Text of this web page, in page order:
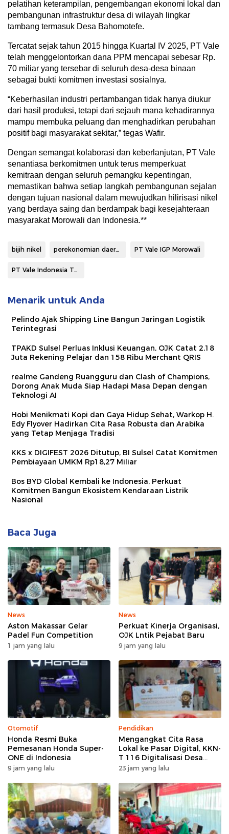
pelatihan keterampilan, pengembangan ekonomi lokal dan
pembangunan infrastruktur desa di wilayah lingkar
tambang termasuk Desa Bahomotefe.
Tercatat sejak tahun 2015 hingga Kuartal IV 2025, PT Vale
telah menggelontorkan dana PPM mencapai sebesar Rp.
70 miliar yang tersebar di seluruh desa-desa binaan
sebagai bukti komitmen investasi sosialnya.
“Keberhasilan industri pertambangan tidak hanya diukur
dari hasil produksi, tetapi dari sejauh mana kehadirannya
mampu membuka peluang dan menghadirkan perubahan
positif bagi masyarakat sekitar,” tegas Wafir.
Dengan semangat kolaborasi dan keberlanjutan, PT Vale
senantiasa berkomitmen untuk terus memperkuat
kemitraan dengan seluruh pemangku kepentingan,
memastikan bahwa setiap langkah pembangunan sejalan
dengan tujuan nasional dalam mewujudkan hilirisasi nikel
yang berdaya saing dan berdampak bagi kesejahteraan
masyarakat Morowali dan Indonesia.**
bijih nikel perekonomian daerah PT Vale IGP Morowali
PT Vale Indonesia Tbk
Menarik untuk Anda
Pelindo Ajak Shipping Line Bangun Jaringan Logistik
Terintegrasi
TPAKD Sulsel Perluas Inklusi Keuangan, OJK Catat 2,18
Juta Rekening Pelajar dan 158 Ribu Merchant QRIS
realme Gandeng Ruangguru dan Clash of Champions,
Dorong Anak Muda Siap Hadapi Masa Depan dengan
Teknologi AI
Hobi Menikmati Kopi dan Gaya Hidup Sehat, Warkop H.
Edy Flyover Hadirkan Cita Rasa Robusta dan Arabika
yang Tetap Menjaga Tradisi
KKS x DIGIFEST 2026 Ditutup, BI Sulsel Catat Komitmen
Pembiayaan UMKM Rp18,27 Miliar
Bos BYD Global Kembali ke Indonesia, Perkuat
Komitmen Bangun Ekosistem Kendaraan Listrik
Nasional
Baca Juga
News
Aston Makassar Gelar
Padel Fun Competition
1 jam yang lalu
News
Perkuat Kinerja Organisasi,
OJK Lntik Pejabat Baru
9 jam yang lalu
Otomotif
Honda Resmi Buka
Pemesanan Honda Super-
ONE di Indonesia
9 jam yang lalu
Pendidikan
Mengangkat Cita Rasa
Lokal ke Pasar Digital, KKN-
T 116 Digitalisasi Desa
UNHAS Ciptakan UMKM
23 jam yang lalu